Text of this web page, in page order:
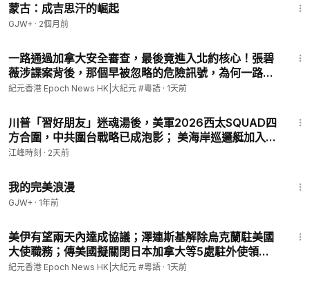
蒙古：成吉思汗的崛起
GJW+ · 2個月前
一路通過加拿大安全審查，最後竟進入北約核心！張碧
薇涉諜案背後，那個早被忽略的危險訊號，為何一路沒
人攔下？l#紀元香港 粵語
紀元香港 Epoch News HK|大紀元 #粵語 · 1天前
川普「習好朋友」迷魂湯後，美軍2026西太SQUAD四
方合圍，中共圍台戰略已成泡影； 美海岸巡邏艇加入南
海“對撞”中共海警船！分建軍事基地破解飽和攻擊，“暗
1245期】#中美對抗
江峰時刻 · 2天前
我的完美浪漫
GJW+ · 1年前
美伊有望兩天內達成協議；澤連斯基解除烏克蘭駐美國
大使職務；傳美國擬關閉日本加拿大等5處駐外使領
館；從尋找內心平靜到反迫害，一個波蘭女子的故事l#
紀元香港 Epoch News HK|大紀元 #粵語 · 1天前